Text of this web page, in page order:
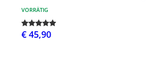
VORRÄTIG
€ 45,90